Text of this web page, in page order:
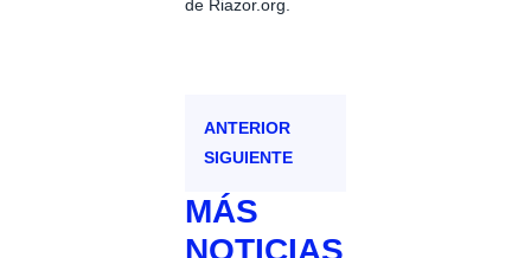
de Riazor.org.
ANTERIOR
SIGUIENTE
MÁS
NOTICIAS